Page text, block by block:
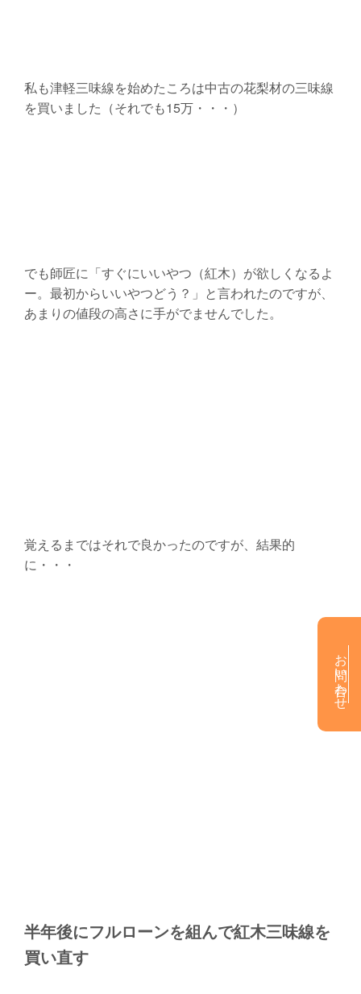
私も津軽三味線を始めたころは中古の花梨材の三味線
を買いました（それでも15万・・・）
でも師匠に「すぐにいいやつ（紅木）が欲しくなるよ
ー。最初からいいやつどう？」と言われたのですが、
あまりの値段の高さに手がでませんでした。
覚えるまではそれで良かったのですが、結果的
に・・・
半年後にフルローンを組んで紅木三味線を
買い直す
お問い合わせ